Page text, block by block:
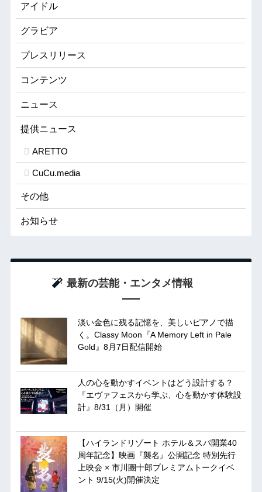
アイドル
グラビア
プレスリリース
コンテンツ
ニュース
提供ニュース
ARETTO
CuCu.media
その他
お知らせ
最新の芸能・エンタメ情報
淡い金色に残る記憶を、美しいピアノで描
く。Classy Moon『A Memory Left in Pale
Gold』8月7日配信開始
人の心を動かすイベントはどう設計する？
『エヴァフェスから学ぶ、心を動かす体験設
計』8/31（月）開催
【ハイランドリゾート ホテル＆スパ開業40
周年記念】映画『襲名』公開記念 特別先行
上映会 × 市川團十郎プレミアムトークイベ
ント 9/15(火)開催決定